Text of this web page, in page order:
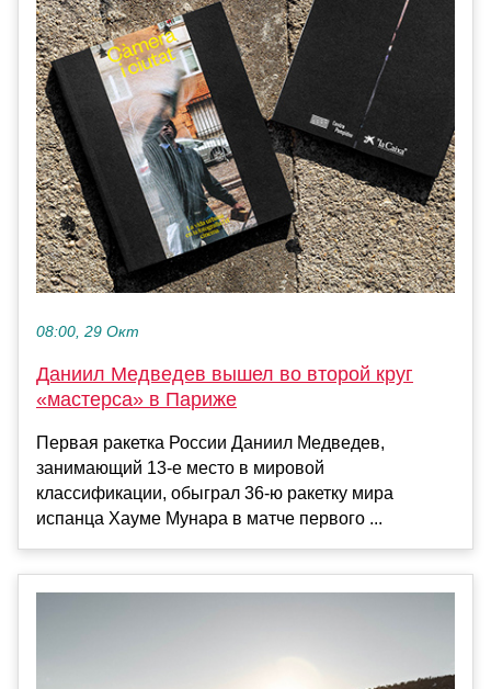
08:00, 29 Окт
Даниил Медведев вышел во второй круг
«мастерса» в Париже
Первая ракетка России Даниил Медведев,
занимающий 13-е место в мировой
классификации, обыграл 36-ю ракетку мира
испанца Хауме Мунара в матче первого ...